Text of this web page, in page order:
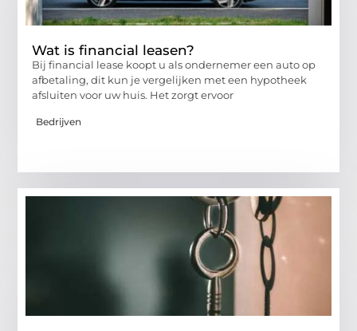
Wat is financial leasen?
Bij financial lease koopt u als ondernemer een auto op
afbetaling, dit kun je vergelijken met een hypotheek
afsluiten voor uw huis. Het zorgt ervoor
Bedrijven